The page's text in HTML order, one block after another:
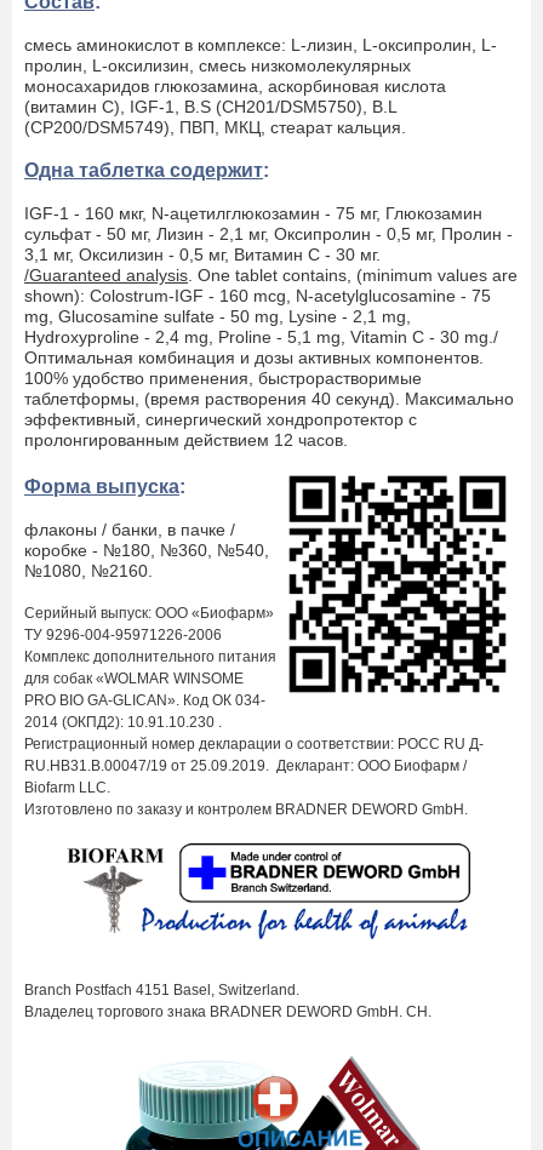
смесь аминокислот в комплексе: L-лизин, L-оксипролин, L-
пролин, L-оксилизин, смесь низкомолекулярных
моносахаридов глюкозамина, аскорбиновая кислота
(витамин С), IGF-1, B.S (CH201/DSM5750), B.L
(CP200/DSM5749), ПВП, МКЦ, стеарат кальция.
Одна таблетка содержит:
IGF-1 - 160 мкг, N-ацетилглюкозамин - 75 мг, Глюкозамин
сульфат - 50 мг, Лизин - 2,1 мг, Оксипролин - 0,5 мг, Пролин -
3,1 мг, Оксилизин - 0,5 мг, Витамин С - 30 мг.
/Guaranteed analysis . One tablet contains, (minimum values are
shown): Colostrum-IGF - 160 mcg, N-acetylglucosamine - 75
mg, Glucosamine sulfate - 50 mg, Lysine - 2,1 mg,
Hydroxyproline - 2,4 mg, Proline - 5,1 mg, Vitamin C - 30 mg./
Оптимальная комбинация и дозы активных компонентов.
100% удобство применения, быстрорастворимые
таблетформы, (время растворения 40 секунд). Максимально
эффективный, синергический хондропротектор с
пролонгированным действием 12 часов.
Форма выпуска:
флаконы / банки, в пачке /
коробке - №180, №360, №540,
№1080, №2160.
Серийный выпуск: ООО «Биофарм»
ТУ 9296-004-95971226-2006
Комплекс дополнительного питания
для собак «WOLMAR WINSOME
PRO BIO GA-GLICAN». Код ОК 034-
2014 (ОКПД2): 10.91.10.230 .
Регистрационный номер декларации о соответствии: РОСС RU Д-
RU.НВ31.В.00047/19 от 25.09.2019. Декларант: ООО Биофарм /
Biofarm LLC.
Изготовлено по заказу и контролем BRADNER DEWORD GmbH .
Branch Postfach 4151 Basel Switzerland
Владелец торгового знака BRADNER DEWORD GmbH CH.